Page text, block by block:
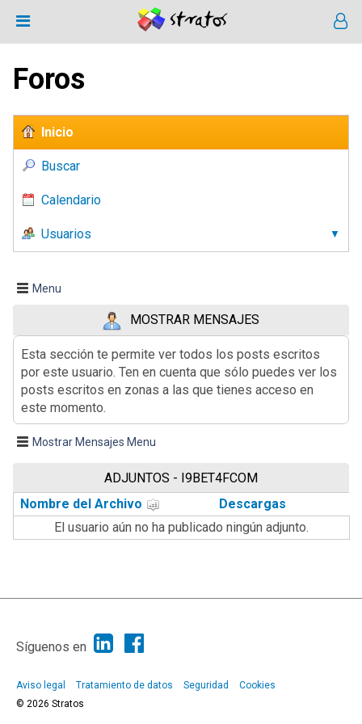
Foros
Inicio
Buscar
Calendario
Usuarios
Menu
MOSTRAR MENSAJES
Esta sección te permite ver todos los posts escritos
por este usuario. Ten en cuenta que sólo puedes ver los
posts escritos en zonas a las que tienes acceso en
este momento.
Mostrar Mensajes Menu
ADJUNTOS - I9BET4FCOM
Nombre del Archivo
Descargas
El usuario aún no ha publicado ningún adjunto.
|
Síguenos en
Aviso legal Tratamiento de datos Seguridad
Cookies
© 2026 Stratos